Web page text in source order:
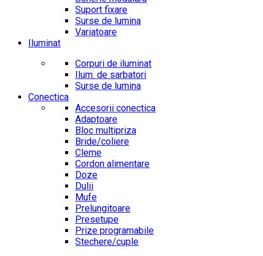
Suport fixare
Surse de lumina
Variatoare
Iluminat
Corpuri de iluminat
Ilum. de sarbatori
Surse de lumina
Conectica
Accesorii conectica
Adaptoare
Bloc multipriza
Bride/coliere
Cleme
Cordon alimentare
Doze
Dulii
Mufe
Prelungitoare
Presetupe
Prize programabile
Stechere/cuple